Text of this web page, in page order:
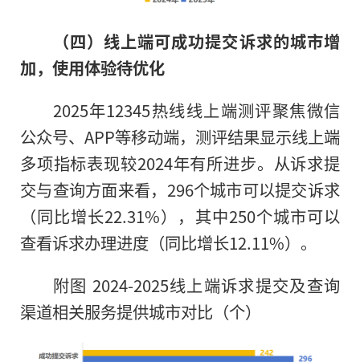
（四）线上端可成功提交诉求的城市增
加，使用体验待优化
2025年12345热线线上端测评聚焦微信
公众号、APP等移动端，测评结果显示线上端
多项指标表现较2024年有所进步。从诉求提
交与查询方面来看，296个城市可以提交诉求
（同比增长22.31%），其中250个城市可以
查看诉求办理进度（同比增长12.11%）。
附图 2024-2025线上端诉求提交及查询
渠道相关服务提供城市对比（个）